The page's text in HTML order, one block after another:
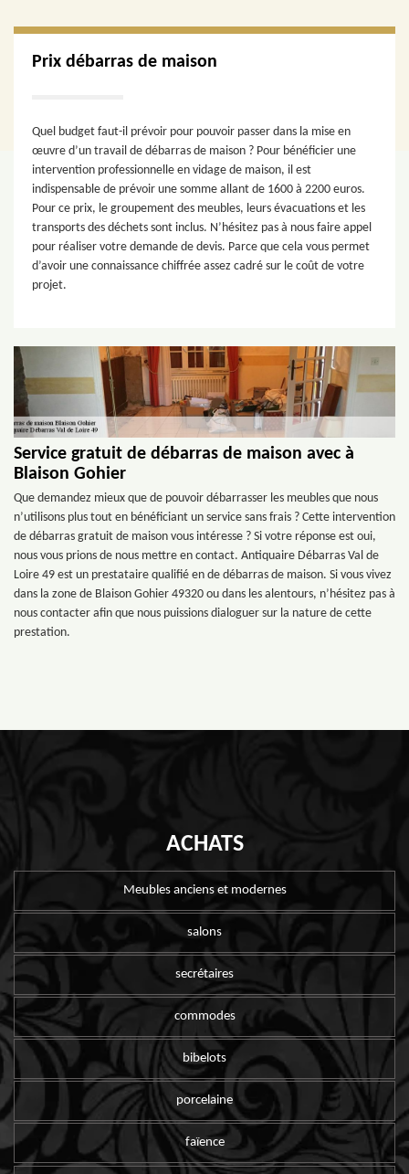
Prix débarras de maison
Quel budget faut-il prévoir pour pouvoir passer dans la mise en
œuvre d’un travail de débarras de maison ? Pour bénéficier une
intervention professionnelle en vidage de maison, il est
indispensable de prévoir une somme allant de 1600 à 2200 euros.
Pour ce prix, le groupement des meubles, leurs évacuations et les
transports des déchets sont inclus. N’hésitez pas à nous faire appel
pour réaliser votre demande de devis. Parce que cela vous permet
d’avoir une connaissance chiffrée assez cadré sur le coût de votre
projet.
Service gratuit de débarras de maison avec à
Blaison Gohier
Que demandez mieux que de pouvoir débarrasser les meubles que nous
n’utilisons plus tout en bénéficiant un service sans frais ? Cette intervention
de débarras gratuit de maison vous intéresse ? Si votre réponse est oui,
nous vous prions de nous mettre en contact. Antiquaire Débarras Val de
Loire 49 est un prestataire qualifié en de débarras de maison. Si vous vivez
dans la zone de Blaison Gohier 49320 ou dans les alentours, n’hésitez pas à
nous contacter afin que nous puissions dialoguer sur la nature de cette
prestation.
ACHATS
Meubles anciens et modernes
salons
secrétaires
commodes
bibelots
porcelaine
faïence